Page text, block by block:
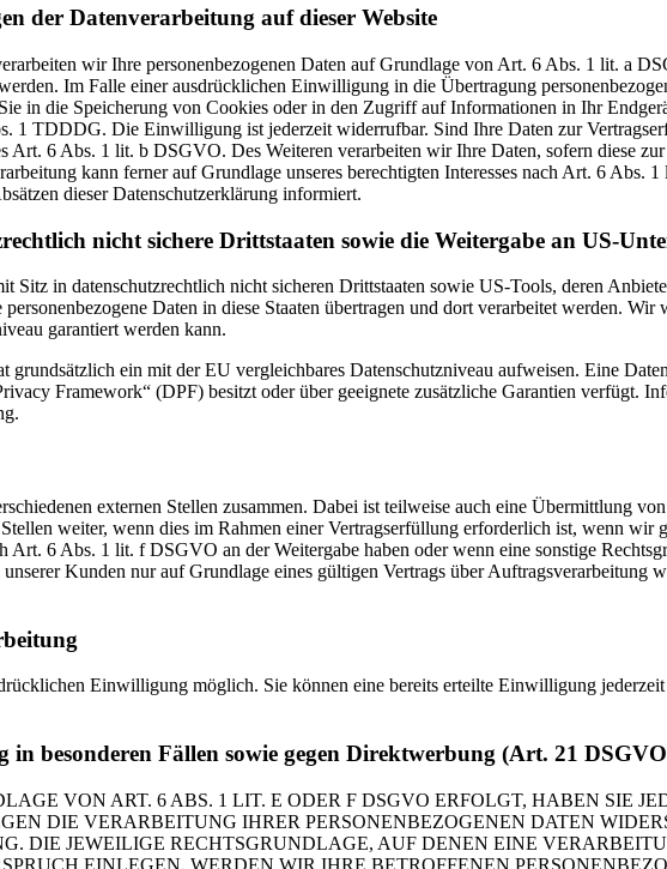
der Datenverarbeitung auf dieser Website
wir Ihre personenbezogenen Daten auf Grundlage von Art. 6 Abs. 1 lit. a
Im Falle einer ausdrücklichen Einwilligung in die Übertragung
in die Speicherung von Cookies oder in den Zugriff auf Informationen in Ihr
1 TDDDG. Die Einwilligung ist jederzeit widerrufbar. Sind Ihre Daten zur
Art. 6 Abs. 1 lit. b DSGVO. Des Weiteren verarbeiten wir Ihre Daten, sofern diese
kann ferner auf Grundlage unseres berechtigten Interesses nach Art. 6
dieser Datenschutzerklärung informiert.
nicht sichere Drittstaaten sowie die Weitergabe an US-
Sitz in datenschutzrechtlich nicht sicheren Drittstaaten sowie US-Tools, deren
Daten in diese Staaten übertragen und dort verarbeitet werden.
garantiert werden kann.
grundsätzlich ein mit der EU vergleichbares Datenschutzniveau aufweisen. Eine
Framework“ (DPF) besitzt oder über geeignete zusätzliche Garantien verfügt.
externen Stellen zusammen. Dabei ist teilweise auch eine Übermittlung
weiter, wenn dies im Rahmen einer Vertragserfüllung erforderlich ist, wenn
Art. 6 Abs. 1 lit. f DSGVO an der Weitergabe haben oder wenn eine sonstige
Kunden nur auf Grundlage eines gültigen Vertrags über Auftragsverarbeitung
Einwilligung möglich. Sie können eine bereits erteilte Einwilligung
in besonderen Fällen sowie gegen Direktwerbung (Art. 21
VON ART. 6 ABS. 1 LIT. E ODER F DSGVO ERFOLGT, HABEN SIE
DIE VERARBEITUNG IHRER PERSONENBEZOGENEN DATEN
DIE JEWEILIGE RECHTSGRUNDLAGE, AUF DENEN EINE
EINLEGEN, WERDEN WIR IHRE BETROFFENEN